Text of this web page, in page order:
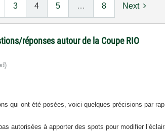
3 4 5 … 8 Next
réponses autour de la Coupe RIO
qui ont été posées, voici quelques précisions par
autorisées à apporter des spots pour modifier